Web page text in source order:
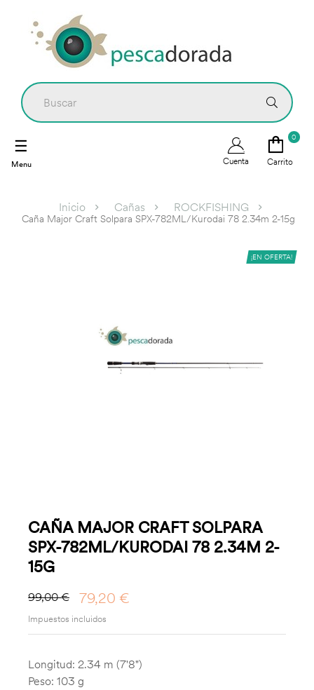
Cuenta
0
Carrito
Navegación
de
☰
Inicio Cañas ROCKFISHING
Caña Major Craft Solpara SPX-782ML/Kurodai 78 2.34m 2-15g
¡EN OFERTA!
CAÑA MAJOR CRAFT SOLPARA
SPX-782ML/KURODAI 78 2.34M 2-
15G
99,00 € 79,20 €
Impuestos incluidos
Longitud: 2.34 m (7'8")
Peso: 103 g